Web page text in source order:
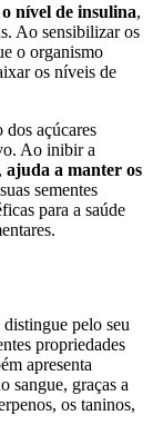
nível de insulina,
Ao sensibilizar os
o organismo
os níveis de
dos açúcares
Ao inibir a
ajuda a manter os
sementes
para a saúde
distingue pelo seu
propriedades
apresenta
sangue, graças a
os taninos,